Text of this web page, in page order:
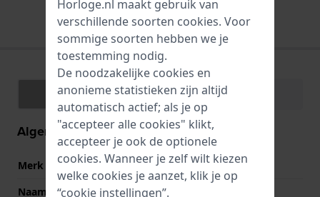
Alle passende merkbanden
Specificaties Functies
Algemene informatie
Merk
G-Shock
Naam
Metal Twisted - G
Horloge.nl maakt gebruik van
verschillende soorten cookies. Voor
sommige soorten hebben we je
toestemming nodig.
De noodzakelijke cookies en
anonieme statistieken zijn altijd
automatisch actief; als je op
"accepteer alle cookies" klikt,
accepteer je ook de optionele
cookies. Wanneer je zelf wilt kiezen
welke cookies je aanzet, klik je op
“cookie instellingen”.